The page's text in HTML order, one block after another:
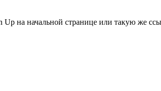
на начальной странице или такую же